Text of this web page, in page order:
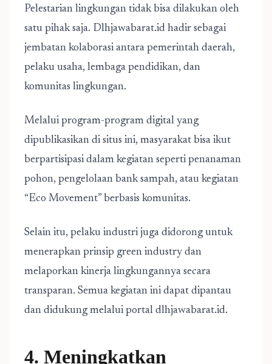
Pelestarian lingkungan tidak bisa dilakukan oleh
satu pihak saja. Dlhjawabarat.id hadir sebagai
jembatan kolaborasi antara pemerintah daerah,
pelaku usaha, lembaga pendidikan, dan
komunitas lingkungan.
Melalui program-program digital yang
dipublikasikan di situs ini, masyarakat bisa ikut
berpartisipasi dalam kegiatan seperti penanaman
pohon, pengelolaan bank sampah, atau kegiatan
“Eco Movement” berbasis komunitas.
Selain itu, pelaku industri juga didorong untuk
menerapkan prinsip green industry dan
melaporkan kinerja lingkungannya secara
transparan. Semua kegiatan ini dapat dipantau
dan didukung melalui portal dlhjawabarat.id.
4. Meningkatkan